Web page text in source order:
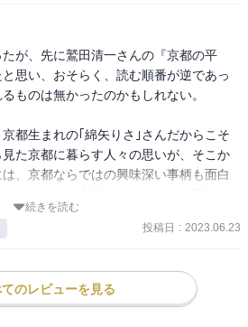
けれど、頑なに京都を出ない両親にも
くなるほど。
れるような気がするからだろうか？
いと思った。
が、先に鷲田清一さんの『京都の平
思い、おそらく、読む順番が逆であっ
ものは無かったのかもしれない。
都生まれの｢綿矢りさ｣さんだからこそ
た京都に暮らす人々の思いが、そこか
、京都ならではの興味深い事柄も面白
を絞った、家族の素晴らしさを教えて
品だと思います。
、いくつか書くと・・
。(略)　和の伝統と今っぽさを織り交ぜ
続きを読む
投稿日 : 2023.06.23
のレビューを見る